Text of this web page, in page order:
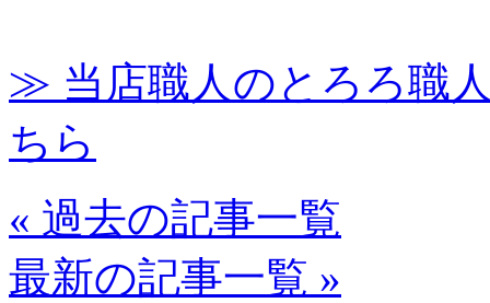
≫ 当店職人のとろろ職
ちら
« 過去の記事一覧
最新の記事一覧 »